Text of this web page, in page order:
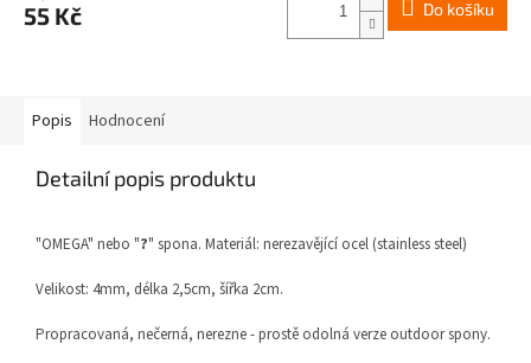
je
hvězdiček.
55 Kč Do košíku
Popis Hodnocení
Detailní popis produktu
"OMEGA" nebo "?" spona. Materiál: nerezavějící ocel (stainless steel)
Velikost: 4mm, délka 2,5cm, šířka 2cm.
Propracovaná, nečerná, nerezne - prostě odolná verze outdoor spony.